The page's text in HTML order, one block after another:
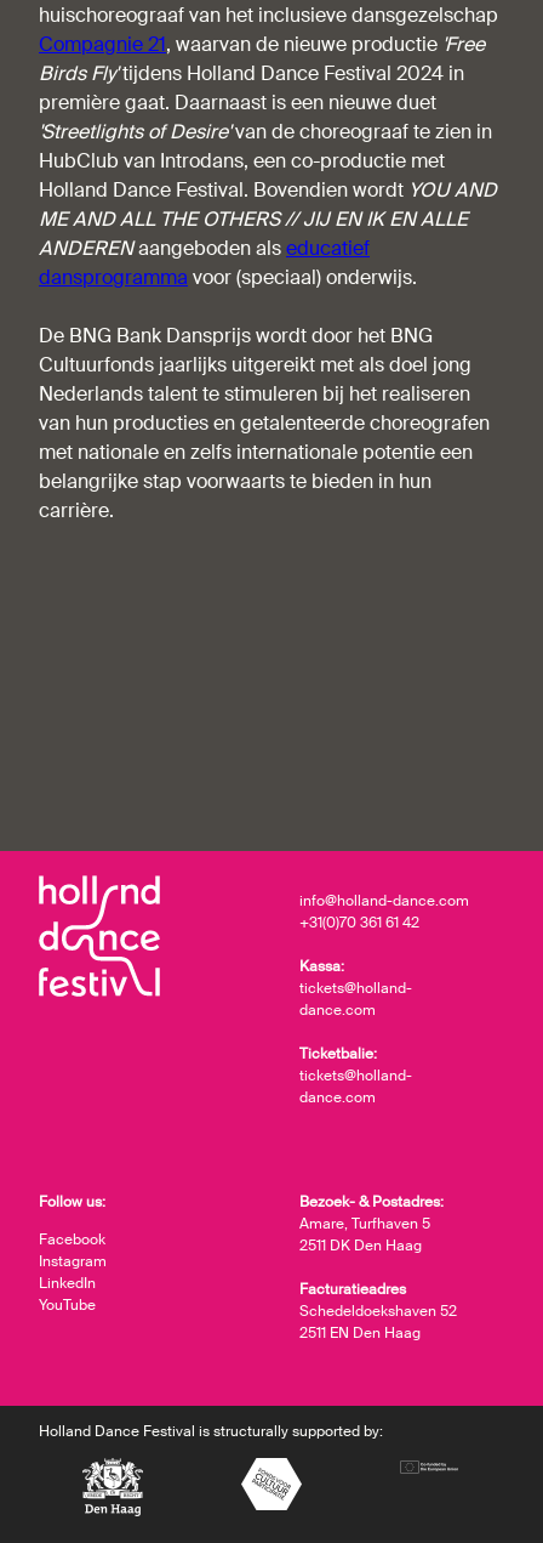
huischoreograaf van het inclusieve dansgezelschap
Compagnie 21, waarvan de nieuwe productie 'Free
Birds Fly'tijdens Holland Dance Festival 2024 in
première gaat. Daarnaast is een nieuwe duet
'Streetlights of Desire'van de choreograaf te zien in
HubClub van Introdans, een co-productie met
Holland Dance Festival. Bovendien wordt YOU AND
ME AND ALL THE OTHERS // JIJ EN IK EN ALLE
ANDERENaangeboden alseducatief
dansprogramma voor (speciaal) onderwijs.
De BNG Bank Dansprijs wordt door het BNG
Cultuurfonds jaarlijks uitgereikt met als doel jong
Nederlands talent te stimuleren bij het realiseren
van hun producties en getalenteerde choreografen
met nationale en zelfs internationale potentie een
belangrijke stap voorwaarts te bieden in hun
carrière.
info@holland-dance.com
+31(0)70 361 61 42
Kassa:
tickets@holland-
dance.com
Ticketbalie:
tickets@holland-
dance.com
Bezoek- & Postadres:
Amare, Turfhaven 5
2511 DK Den Haag
Facturatieadres
Schedeldoekshaven 52
2511 EN Den Haag
Follow us:
Facebook
Instagram
LinkedIn
YouTube
Holland Dance Festival is structurally supported by: